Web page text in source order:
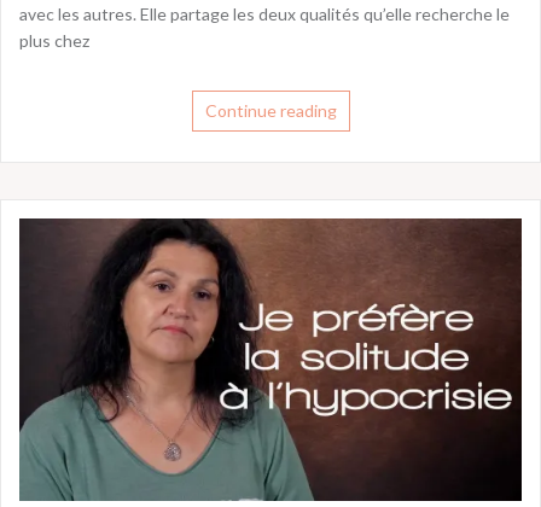
avec les autres. Elle partage les deux qualités qu’elle recherche le
plus chez
Continue reading